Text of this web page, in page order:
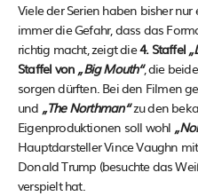
Viele der Serien haben bisher
immer die Gefahr, dass das
richtig macht, zeigt die4. Staffel
Staffel von „Big Mouth“, die
sorgen dürften. Bei den Filmen
und „The Northman“zu den
Eigenproduktionen soll wohl
Hauptdarsteller Vince Vaughn
Donald Trump (besuchte das
verspielt hat.